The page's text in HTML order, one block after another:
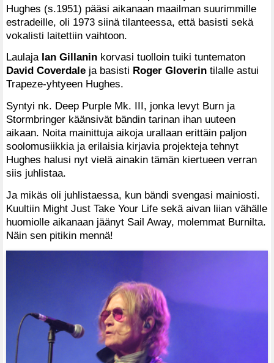
Hughes (s.1951) pääsi aikanaan maailman suurimmille
estradeille, oli 1973 siinä tilanteessa, että basisti sekä
vokalisti laitettiin vaihtoon.
Laulaja Ian Gillanin korvasi tuolloin tuiki tuntematon
David Coverdale ja basisti Roger Gloverin tilalle astui
Trapeze-yhtyeen Hughes.
Syntyi nk. Deep Purple Mk. III, jonka levyt Burn ja
Stormbringer käänsivät bändin tarinan ihan uuteen
aikaan. Noita mainittuja aikoja urallaan erittäin paljon
soolomusiikkia ja erilaisia kirjavia projekteja tehnyt
Hughes halusi nyt vielä ainakin tämän kiertueen verran
siis juhlistaa.
Ja mikäs oli juhlistaessa, kun bändi svengasi mainiosti.
Kuultiin Might Just Take Your Life sekä aivan liian vähälle
huomiolle aikanaan jäänyt Sail Away, molemmat Burnilta.
Näin sen pitikin mennä!